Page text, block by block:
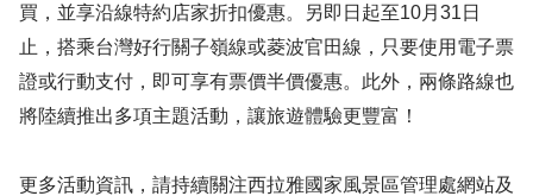
買，並享沿線特約店家折扣優惠。另即日起至10月31日
止，搭乘台灣好行關子嶺線或菱波官田線，只要使用電子票
證或行動支付，即可享有票價半價優惠。此外，兩條路線也
將陸續推出多項主題活動，讓旅遊體驗更豐富！
更多活動資訊，請持續關注西拉雅國家風景區管理處網站及